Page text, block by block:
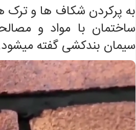
به پرکردن شکاف ها و ترک
ساختمان با مواد و
سیمان بندکشی گفته